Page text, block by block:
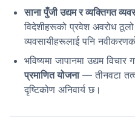
साना पुँजी उद्यम र व्यक्तिगत
विदेशीहरूको प्रवेश अवरोध ठूलो
व्यवसायीहरूलाई पनि
भविष्यमा जापानमा उद्यम विचार
प्रमाणित योजना— तीनवटा
दृष्टिकोण अनिवार्य छ।